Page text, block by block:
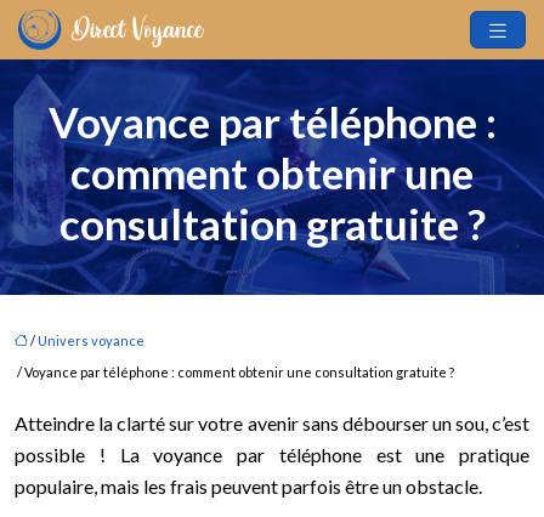
Voyance par téléphone :
comment obtenir une
consultation gratuite ?
/ Univers voyance
/ Voyance par téléphone : comment obtenir une consultation gratuite ?
Atteindre la clarté sur votre avenir sans débourser un sou, c’est
possible ! La voyance par téléphone est une pratique
populaire, mais les frais peuvent parfois être un obstacle.